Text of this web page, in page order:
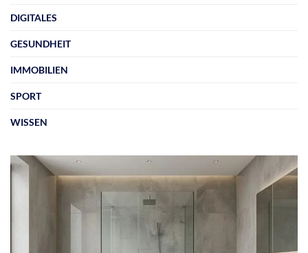
DIGITALES
GESUNDHEIT
IMMOBILIEN
SPORT
WISSEN